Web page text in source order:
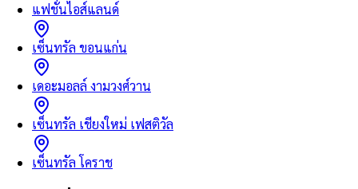
แฟชั่นไอส์แลนด์
เซ็นทรัล ขอนแก่น
เดอะมอลล์ งามวงศ์วาน
เซ็นทรัล เชียงใหม่ เฟสติวัล
เซ็นทรัล โคราช